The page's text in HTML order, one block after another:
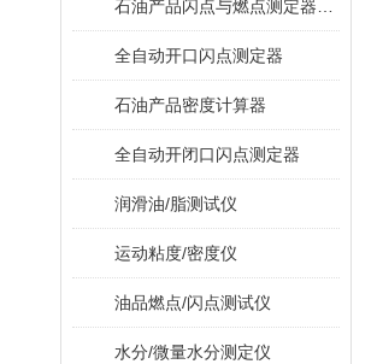
全自动开口闪点测定器
石油产品密度计算器
全自动开闭口闪点测定器
润滑油/脂测试仪
运动粘度/密度仪
油品燃点/闪点测试仪
水分/微量水分测定仪